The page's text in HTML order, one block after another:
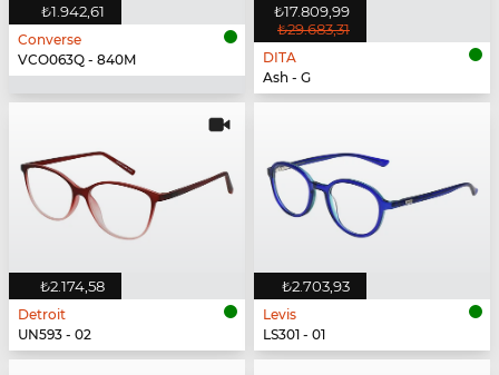
₺1.942,61
Converse
VCO063Q - 840M
₺17.809,99
₺29.683,31
DITA
Ash - G
₺2.174,58
Detroit
UN593 - 02
₺2.703,93
Levis
LS301 - 01